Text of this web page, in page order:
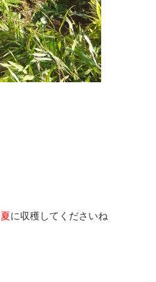
夏に収穫してくださいね